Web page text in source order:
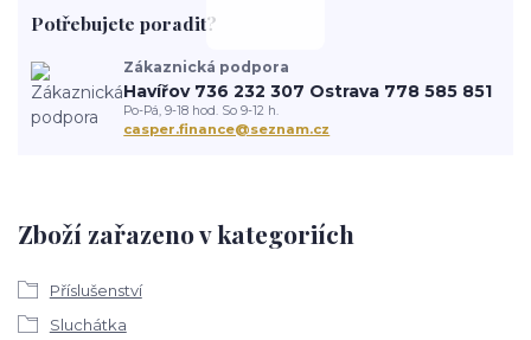
Zboží zařazeno v kategoriích
Příslušenství
Sluchátka
Potřebujete poradit?
Zákaznická podpora
Havířov 736 232 307 Ostrava 778 585 851
Po-Pá, 9-18 hod. So 9-12 h.
casper.finance@seznam.cz